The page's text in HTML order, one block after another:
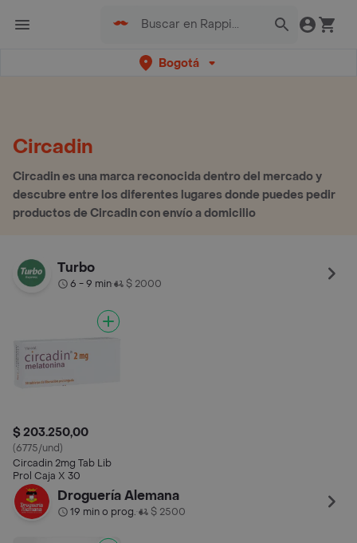
Bogotá
Circadin
Circadin es una marca reconocida dentro del mercado y
descubre entre los diferentes lugares donde puedes pedir
productos de Circadin con envío a domicilio
Turbo
6 - 9 min• $ 2000
$ 203.250,00
(6775/und)
Circadin 2mg Tab Lib
Prol Caja X 30
Droguería Alemana
19 min o prog.• $ 2500